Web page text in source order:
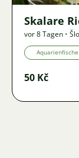
Skalare
vor 8 Tagen •
Aquarienfische
50 Kč